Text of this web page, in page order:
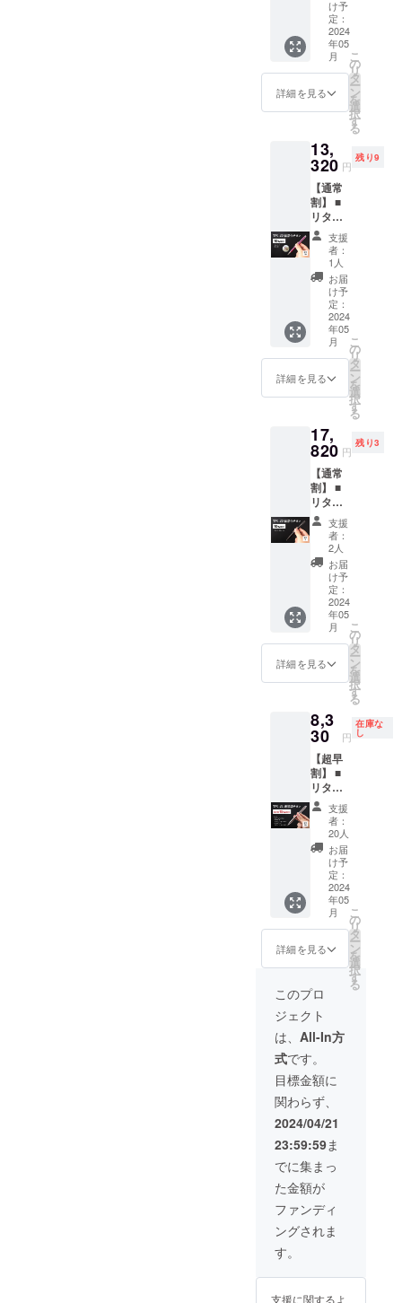
バックし、
より良い製
品の開発に
繋げていき
ます。ま
た、これか
クリエイ
ティブな製
品開発に注
力し、皆様
に喜んでい
ただけるよ
う努めてま
いります。
どうぞ、私
たちの活動
を温かく応
援いただけ
れば幸いで
状況、
製造工
程上の
都合、
天災や
コロナ
禍等に
出荷時
期が遅
れる場
合があ
りま
す。 ※
本プロ
ジェク
トを通
して想
定を上
回る皆
様から
ご支援
を頂
在進め
ている
体制を
更に整
えるこ
とがで
きた場
合、正
規販売
価格が
販売予
定価格
より下
がる可
能性も
ござい
ます。
想定を
上回っ
た場
合、使
用部材
の供給
状況、
天災や
コロナ
禍等に
よる物
流混乱
など、
出荷時
期が遅
れる場
合があ
りま
す。 ※
本プロ
ジェク
トを通
して想
定を上
を頂
き、現
在進め
ている
環境か
ら量産
体制を
更に整
えるこ
とがで
きた場
合、正
規販売
価格が
販売予
より下
がる可
ます。
シル
バー）
一般販
売予定
価格：
12,800
円 リ
ターン
格：
11,520
円 ※こ
のリ
ターン
は送
料・税
込で
す。 ※
ご支援
の数が
想定を
上回っ
た場
合、使
用部材
の供給
都合、
天災や
コロナ
禍等に
よる物
流混乱
など、
出荷時
期が遅
れる場
合があ
りま
す。 ※
本プロ
ジェク
トを通
して想
ご支援
を頂
き、現
在進め
ている
環境か
ら量産
体制を
更に整
えるこ
とがで
きた場
合、正
規販売
価格が
定価格
より下
能性も
ござい
ます。
け予
定：
2024
年05
月
詳細を見る
こ
の
リ
タ
ー
ン
を
選
択
す
る
13,
320 円
残り9
【通常
割】 ■
リター
ン内容
TP1-V2-
IP（結
晶化チ
タン・
ゴール
ド or
パープ
ル） 一
般販売
予定価
格：
14,800
ターン
提供価
格：
13,320
円 ※こ
のリ
ターン
は送
料・税
込で
す。 ※
ご支援
の数が
想定を
上回っ
た場
合、使
製造工
程上の
都合、
天災や
コロナ
禍等に
よる物
流混乱
など、
出荷時
期が遅
れる場
合があ
りま
す。 ※
本プロ
ジェク
定を上
様から
ご支援
き、現
在進め
ている
環境か
ら量産
更に整
えるこ
とがで
きた場
合、正
規販売
価格が
より下
がる可
支援
者：
1人
お届
け予
定：
2024
年05
月
詳細を見る
こ
の
リ
タ
ー
ン
を
選
択
す
る
17,
820 円
残り3
【通常
割】 ■
リター
ン内容
TP1-V2-
BL（結
晶化チ
タン・
黒） 一
般販売
予定価
格：
19,800
円 リ
ターン
格：
17,820
円 ※こ
のリ
ターン
は送
料・税
込で
す。 ※
ご支援
の数が
想定を
上回っ
た場
合、使
用部材
の供給
程上の
都合、
天災や
コロナ
禍等に
よる物
流混乱
など、
出荷時
期が遅
れる場
合があ
りま
す。 ※
本プロ
ジェク
トを通
して想
様から
ご支援
支援
者：
2人
お届
け予
定：
2024
年05
月
詳細を見る
こ
の
リ
タ
ー
ン
を
選
択
す
る
8,3
30 円
在庫な
し
【超早
割】 ■
リター
ン内容
TP1-V1
SI（ナ
チュラ
ルチタ
ン） ・
GR（グ
レー、
129mm
） ・
GR-
G（グ
レー、
116mm
） 一般
販売予
定価
格：
9,800円
リター
ン提供
価格：
8,330円
※このリ
ターン
は送
料・税
込で
す。 ※
ご支援
上回っ
支援
者：
20人
お届
け予
定：
2024
年05
月
詳細を見る
こ
の
リ
タ
ー
ン
を
選
択
す
る
このプロ
ジェクト
は、 All-In方
式です。
目標金額に
関わらず、
2024/04/21
23:59:59ま
でに集まっ
た金額が
ファンディ
ングされま
す。
支援に関するよ